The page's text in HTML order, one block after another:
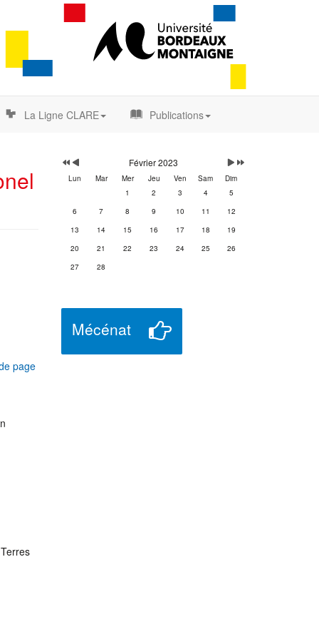
La Ligne CLARE Publications
page
Février 2023
Lun Mar Mer Jeu Ven Sam
Dim
1
2 3 4
5
6
7 8 9 10 11
12
13
14 15 16 17 18
19
20
21 22 23 24 25
26
27
28
Mécénat